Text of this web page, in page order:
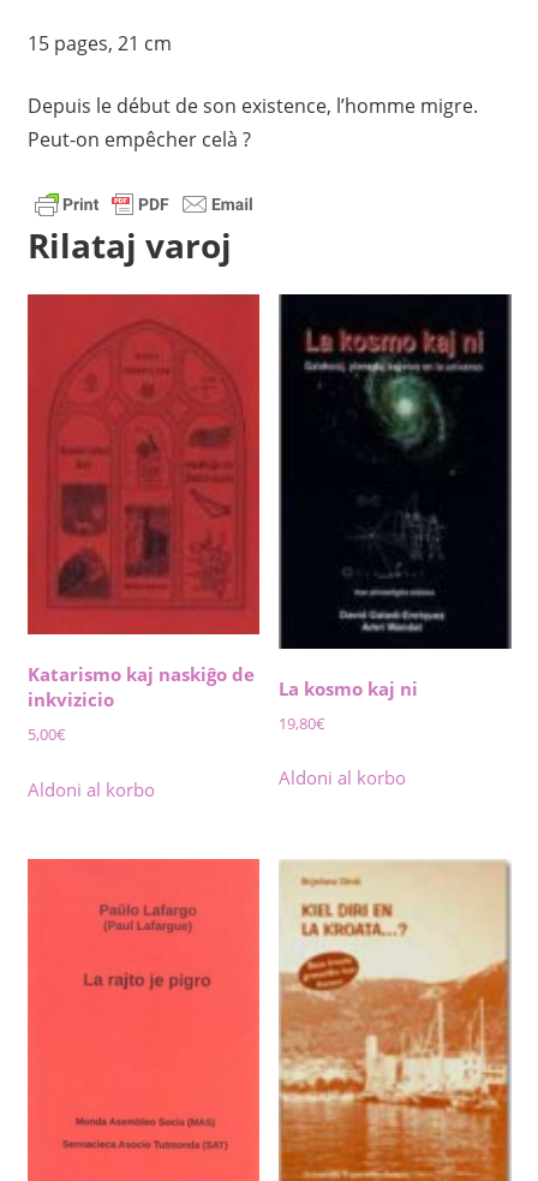
15 pages, 21 cm
Depuis le début de son existence, l’homme migre.
Peut-on empêcher celà ?
Rilataj varoj
Katarismo kaj naskiĝo de
inkvizicio
5,00€
Aldoni al korbo
La kosmo kaj ni
19,80€
Aldoni al korbo